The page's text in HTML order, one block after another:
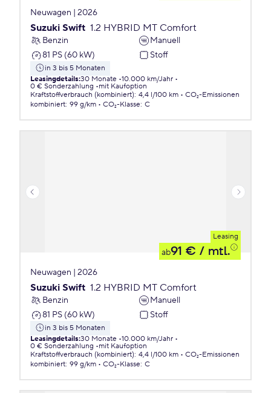
Neuwagen | 2026
Suzuki Swift 1.2 HYBRID MT Comfort
Benzin
Manuell
81 PS (60 kW)
Stoff
in 3 bis 5 Monaten
Leasingdetails:30 Monate 10.000 km/Jahr
0 € Sonderzahlung
mit Kaufoption
Kraftstoffverbrauch (kombiniert): 4,4 l/100 km
CO₂-Emissionen
kombiniert: 99 g/km CO₂-Klasse: C
Leasing
ab91 € / mtl.
Neuwagen | 2026
Suzuki Swift 1.2 HYBRID MT Comfort
Benzin
Manuell
81 PS (60 kW)
Stoff
in 3 bis 5 Monaten
Leasingdetails:30 Monate 10.000 km/Jahr
0 € Sonderzahlung
mit Kaufoption
Kraftstoffverbrauch (kombiniert): 4,4 l/100 km
CO₂-Emissionen
kombiniert: 99 g/km CO₂-Klasse: C